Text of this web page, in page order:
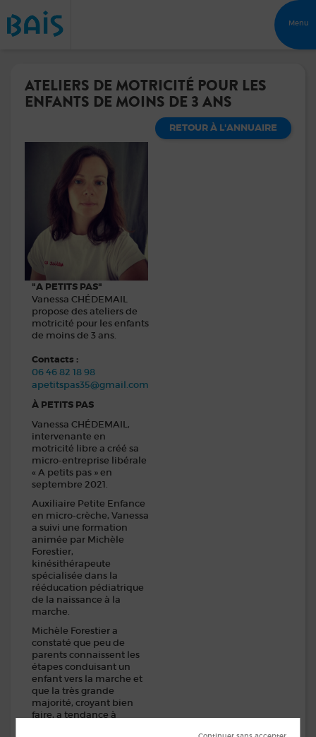
Menu
ATELIERS DE MOTRICITÉ POUR LES
ENFANTS DE MOINS DE 3 ANS
RETOUR À L'ANNUAIRE
"A PETITS PAS"
Vanessa CHÉDEMAIL
propose des ateliers de
motricité pour les enfants
de moins de 3 ans.
Contacts :
06 46 82 18 98
apetitspas35@gmail.com
À PETITS PAS
Vanessa CHÉDEMAIL,
intervenante en
motricité libre a créé sa
micro-entreprise libérale
« A petits pas » en
septembre 2021.
Auxiliaire Petite Enfance
en micro-crèche, Vanessa
a suivi une formation
animée par Michèle
Forestier,
kinésithérapeute
spécialisée dans la
rééducation pédiatrique
de la naissance à la
marche.
Michèle Forestier a
constaté que peu de
parents connaissent les
étapes conduisant un
enfant vers la marche et
que la très grande
majorité, croyant bien
faire, a tendance à